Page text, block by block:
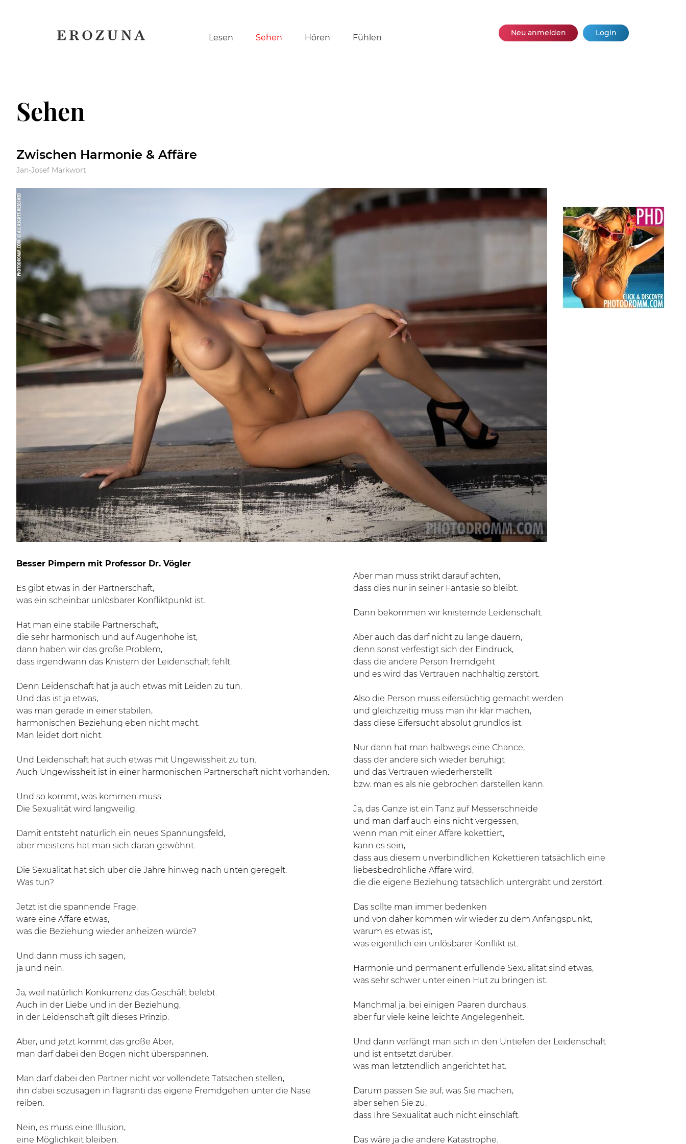
Navigation
Lesen Sehen Hören Fühlen Neu anmelden Login
Sehen
Zwischen Harmonie & Affäre
Jan-Josef Markwort
Besser Pimpern mit Professor Dr. Vögler
Es gibt etwas in der Partnerschaft,
was ein scheinbar unlösbarer Konfliktpunkt ist.
Hat man eine stabile Partnerschaft,
die sehr harmonisch und auf Augenhöhe ist,
dann haben wir das große Problem,
dass irgendwann das Knistern der Leidenschaft fehlt.
Denn Leidenschaft hat ja auch etwas mit Leiden zu tun.
Und das ist ja etwas,
was man gerade in einer stabilen,
harmonischen Beziehung eben nicht macht.
Man leidet dort nicht.
Und Leidenschaft hat auch etwas mit Ungewissheit zu tun.
Auch Ungewissheit ist in einer harmonischen Partnerschaft nicht vorhanden.
Und so kommt, was kommen muss.
Die Sexualität wird langweilig.
Damit entsteht natürlich ein neues Spannungsfeld,
aber meistens hat man sich daran gewöhnt.
Die Sexualität hat sich über die Jahre hinweg nach unten geregelt.
Was tun?
Jetzt ist die spannende Frage,
wäre eine Affäre etwas,
was die Beziehung wieder anheizen würde?
Und dann muss ich sagen,
ja und nein.
Ja, weil natürlich Konkurrenz das Geschäft belebt.
Auch in der Liebe und in der Beziehung,
in der Leidenschaft gilt dieses Prinzip.
Aber, und jetzt kommt das große Aber,
man darf dabei den Bogen nicht überspannen.
Man darf dabei den Partner nicht vor vollendete Tatsachen stellen,
ihn dabei sozusagen in flagranti das eigene Fremdgehen unter die Nase
reiben.
Nein, es muss eine Illusion,
eine Möglichkeit bleiben.
Aber man muss strikt darauf achten,
dass dies nur in seiner Fantasie so bleibt.
Dann bekommen wir knisternde Leidenschaft.
Aber auch das darf nicht zu lange dauern,
denn sonst verfestigt sich der Eindruck,
dass die andere Person fremdgeht
und es wird das Vertrauen nachhaltig zerstört.
Also die Person muss eifersüchtig gemacht werden
und gleichzeitig muss man ihr klar machen,
dass diese Eifersucht absolut grundlos ist.
Nur dann hat man halbwegs eine Chance,
dass der andere sich wieder beruhigt
und das Vertrauen wiederherstellt
bzw. man es als nie gebrochen darstellen kann.
Ja, das Ganze ist ein Tanz auf Messerschneide
und man darf auch eins nicht vergessen,
wenn man mit einer Affäre kokettiert,
kann es sein,
dass aus diesem unverbindlichen Kokettieren tatsächlich eine
liebesbedrohliche Affäre wird,
die die eigene Beziehung tatsächlich untergräbt und zerstört.
Das sollte man immer bedenken
und von daher kommen wir wieder zu dem Anfangspunkt,
warum es etwas ist,
was eigentlich ein unlösbarer Konflikt ist.
Harmonie und permanent erfüllende Sexualität sind etwas,
was sehr schwer unter einen Hut zu bringen ist.
Manchmal ja, bei einigen Paaren durchaus,
aber für viele keine leichte Angelegenheit.
Und dann verfängt man sich in den Untiefen der Leidenschaft
und ist entsetzt darüber,
was man letztendlich angerichtet hat.
Darum passen Sie auf, was Sie machen,
aber sehen Sie zu,
dass Ihre Sexualität auch nicht einschläft.
Das wäre ja die andere Katastrophe.